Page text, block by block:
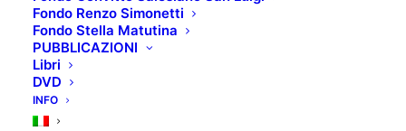
Fondo Renzo Simonetti
Fondo Stella Matutina
PUBBLICAZIONI
Libri
DVD
INFO
aspettiamo al Kinemax di Gorizia
maggio.
In questa
proiezione del film